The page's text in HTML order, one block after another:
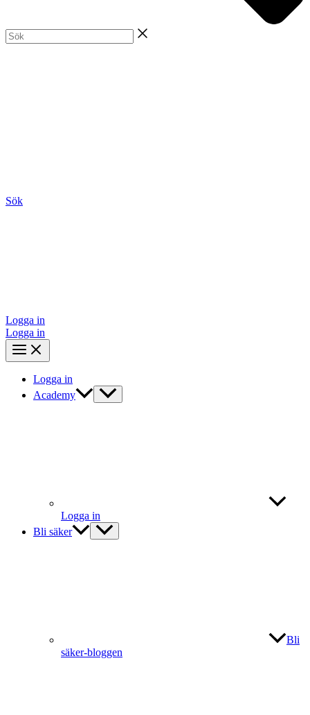
Sök
Logga in
Logga in
Logga in
Academy
Logga in
Bli säker
Bli
säker-bloggen